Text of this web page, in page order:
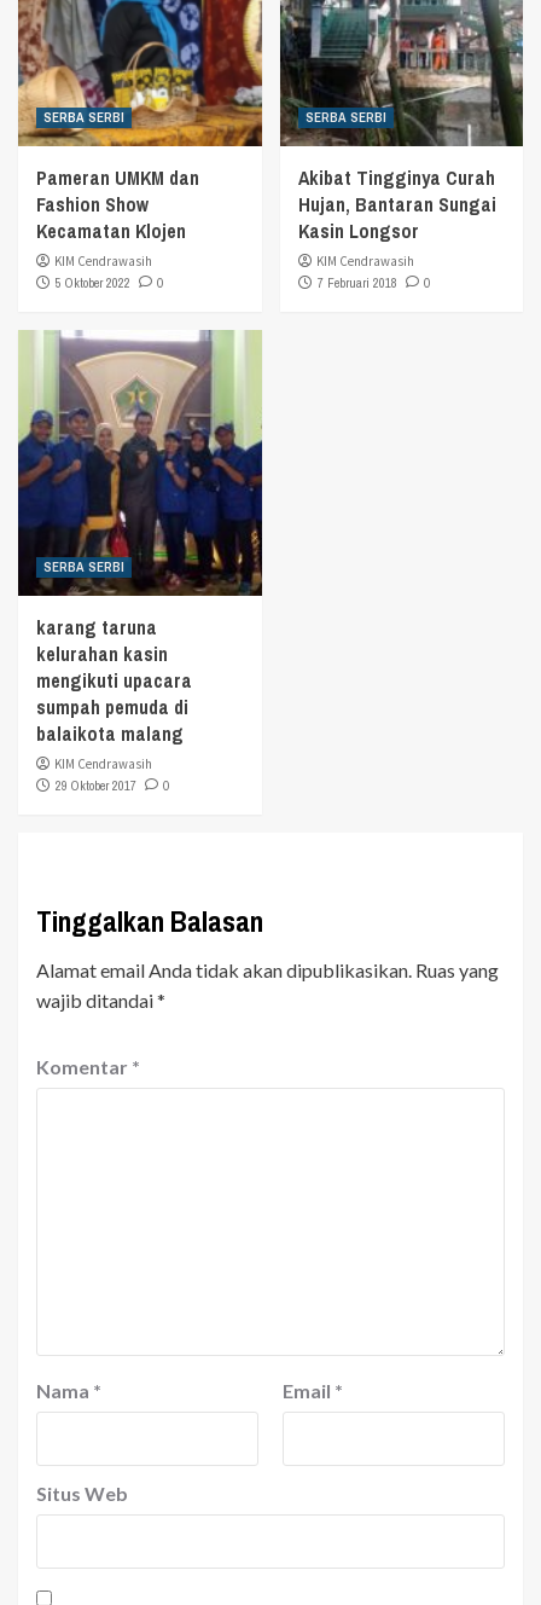
SERBA SERBI
Pameran UMKM dan
Fashion Show
Kecamatan Klojen
KIM Cendrawasih
5 Oktober 2022
0
SERBA SERBI
Akibat Tingginya Curah
Hujan, Bantaran Sungai
Kasin Longsor
KIM Cendrawasih
7 Februari 2018
0
SERBA SERBI
karang taruna
kelurahan kasin
mengikuti upacara
sumpah pemuda di
balaikota malang
KIM Cendrawasih
29 Oktober 2017
0
Tinggalkan Balasan
Alamat email Anda tidak akan dipublikasikan. Ruas yang
wajib ditandai*
Komentar *
Nama * Email *
Situs Web